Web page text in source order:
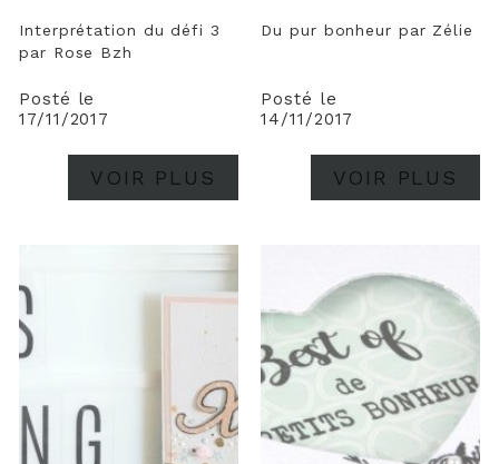
Interprétation du défi 3
par Rose Bzh
Posté le
17/11/2017
VOIR PLUS
Du pur bonheur par Zélie
Posté le
14/11/2017
VOIR PLUS